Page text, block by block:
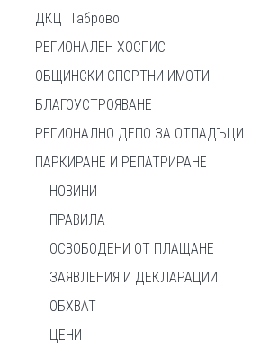
ДКЦ I Габрово
РЕГИОНАЛЕН ХОСПИС
ОБЩИНСКИ СПОРТНИ ИМОТИ
БЛАГОУСТРОЯВАНЕ
РЕГИОНАЛНО ДЕПО ЗА ОТПАДЪЦИ
ПАРКИРАНЕ И РЕПАТРИРАНЕ
НОВИНИ
ПРАВИЛА
ОСВОБОДЕНИ ОТ ПЛАЩАНЕ
ЗАЯВЛЕНИЯ И ДЕКЛАРАЦИИ
ОБХВАТ
ЦЕНИ